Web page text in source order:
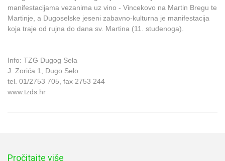
manifestacijama vezanima uz vino - Vincekovo na Martin Bregu te
Martinje, a Dugoselske jeseni zabavno-kulturna je manifestacija
koja traje od rujna do dana sv. Martina (11. studenoga).
Info: TZG Dugog Sela
J. Zorića 1, Dugo Selo
tel. 01/2753 705, fax 2753 244
www.tzds.hr
Pročitajte više